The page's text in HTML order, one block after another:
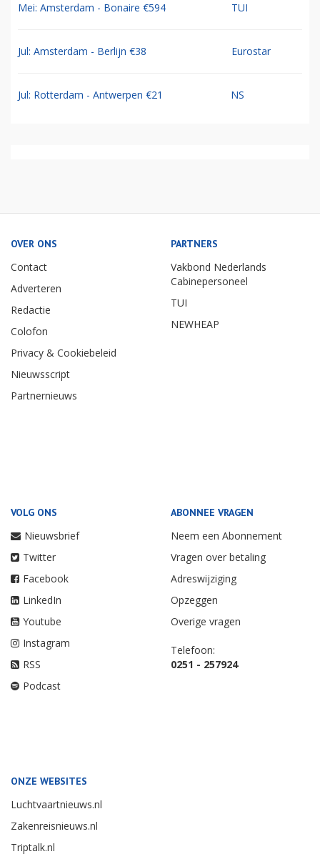
Mei: Amsterdam - Bonaire €594 TUI
Jul: Amsterdam - Berlijn €38 Eurostar
Jul: Rotterdam - Antwerpen €21 NS
OVER ONS
Contact
Adverteren
Redactie
Colofon
Privacy & Cookiebeleid
Nieuwsscript
Partnernieuws
PARTNERS
Vakbond Nederlands
Cabinepersoneel
TUI
NEWHEAP
VOLG ONS
Nieuwsbrief
Twitter
Facebook
LinkedIn
Youtube
Instagram
RSS
Podcast
ABONNEE VRAGEN
Neem een Abonnement
Vragen over betaling
Adreswijziging
Opzeggen
Overige vragen
Telefoon:
0251 - 257924
ONZE WEBSITES
Luchtvaartnieuws.nl
Zakenreisnieuws.nl
Triptalk.nl